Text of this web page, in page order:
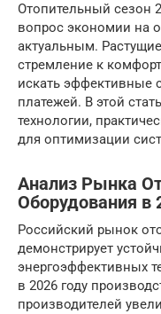
Отопительный сезон
вопрос экономии на
актуальным.
стремление к
искать эффективные
платежей. В этой
технологии,
для оптимизации
Анализ Рынка
Оборудования в
Российский рынок
демонстрирует
энергоэффективных
в 2026 году
производителей